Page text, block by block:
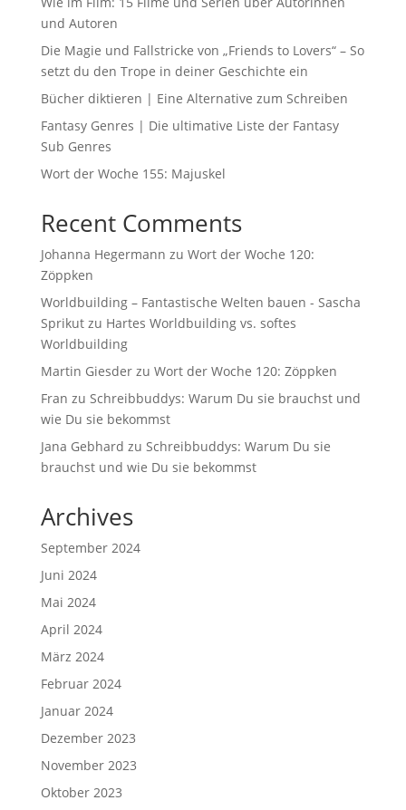
und Autoren
Die Magie und Fallstricke von „Friends to Lovers“ – So
setzt du den Trope in deiner Geschichte ein
Bücher diktieren | Eine Alternative zum Schreiben
Fantasy Genres | Die ultimative Liste der Fantasy
Sub Genres
Wort der Woche 155: Majuskel
Recent Comments
Johanna Hegermann zu Wort der Woche 120:
Zöppken
Worldbuilding – Fantastische Welten bauen - Sascha
Sprikutzu Hartes Worldbuilding vs. softes
Worldbuilding
Martin Giesderzu Wort der Woche 120: Zöppken
Fran zu Schreibbuddys: Warum Du sie brauchst und
wie Du sie bekommst
Jana Gebhard zu Schreibbuddys: Warum Du sie
brauchst und wie Du sie bekommst
Archives
September 2024
Juni 2024
Mai 2024
April 2024
März 2024
Februar 2024
Januar 2024
Dezember 2023
November 2023
Oktober 2023